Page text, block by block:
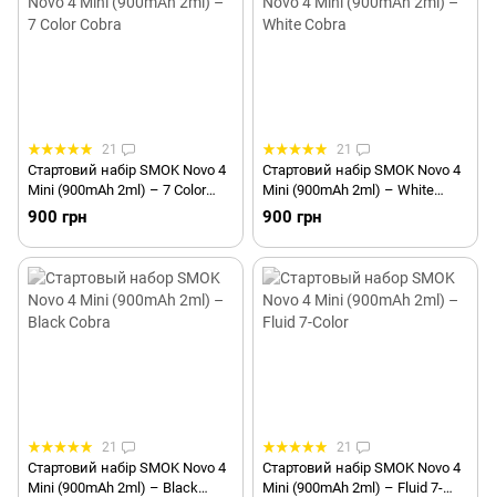
21
Стартовий набір SMOK Novo 4
Mini (900mAh 2ml) – 7 Color
Cobra
900 грн
21
Стартовий набір SMOK Novo 4
Mini (900mAh 2ml) – White
Cobra
900 грн
21
Стартовий набір SMOK Novo 4
Mini (900mAh 2ml) – Black
21
Стартовий набір SMOK Novo 4
Mini (900mAh 2ml) – Fluid 7-